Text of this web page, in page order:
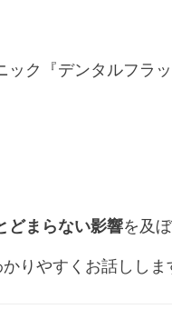
ック『デンタルフ
どまらない影響を及
りやすくお話ししま